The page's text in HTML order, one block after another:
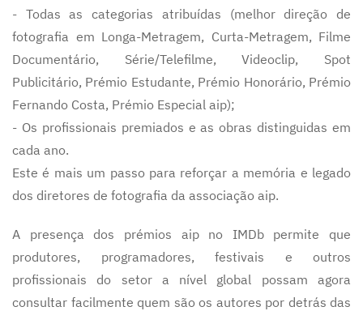
- Todas as categorias atribuídas (melhor direção de
fotografia em Longa-Metragem, Curta-Metragem, Filme
Documentário, Série/Telefilme, Videoclip, Spot
Publicitário, Prémio Estudante, Prémio Honorário, Prémio
Fernando Costa, Prémio Especial aip);
- Os profissionais premiados e as obras distinguidas em
cada ano.
Este é mais um passo para reforçar a memória e legado
dos diretores de fotografia da associação aip.
A presença dos prémios aip no IMDb permite que
produtores, programadores, festivais e outros
profissionais do setor a nível global possam agora
consultar facilmente quem são os autores por detrás das